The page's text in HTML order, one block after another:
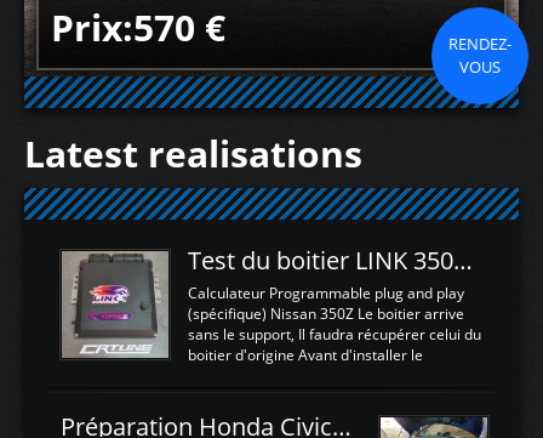
Prix:570 €
RENDEZ-
VOUS
Latest realisations
Test du boitier LINK 350Z Plugin ECU
Calculateur Programmable plug and play
(spécifique) Nissan 350Z Le boitier arrive
sans le support, Il faudra récupérer celui du
boitier d'origine Avant d'installer le
d'envoyer l'information de la large bande
Préparation Honda Civic Type R FK2